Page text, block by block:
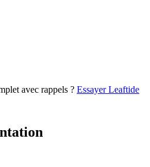
avec rappels ? Essayer Leaftide